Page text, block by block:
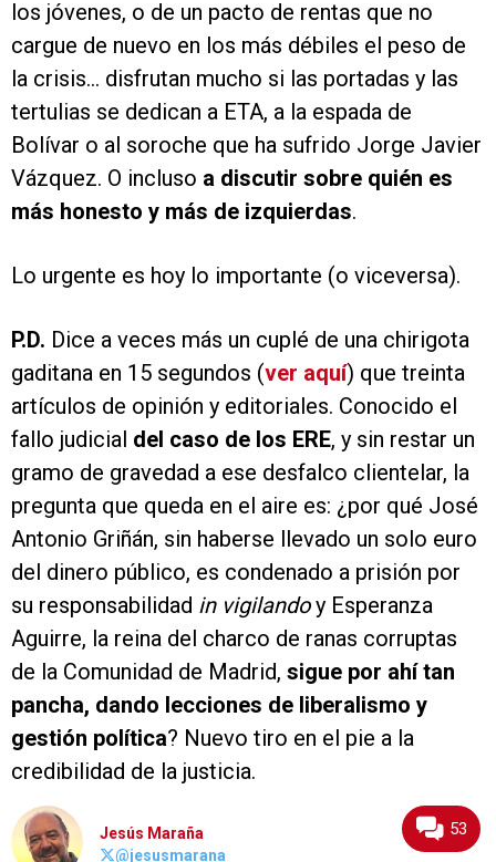
los jóvenes, o de un pacto de rentas que no
cargue de nuevo en los más débiles el peso de
la crisis… disfrutan mucho si las portadas y las
tertulias se dedican a ETA, a la espada de
Bolívar o al soroche que ha sufrido Jorge Javier
Vázquez. O incluso a discutir sobre quién es
más honesto y más de izquierdas.
Lo urgente es hoy lo importante (o viceversa).
P.D. Dice a veces más un cuplé de una chirigota
gaditana en 15 segundos (ver aquí) que treinta
artículos de opinión y editoriales. Conocido el
fallo judicial del caso de los ERE, y sin restar un
gramo de gravedad a ese desfalco clientelar, la
pregunta que queda en el aire es: ¿por qué José
Antonio Griñán, sin haberse llevado un solo euro
del dinero público, es condenado a prisión por
su responsabilidad in vigilandoy Esperanza
Aguirre, la reina del charco de ranas corruptas
de la Comunidad de Madrid, sigue por ahí tan
pancha, dando lecciones de liberalismo y
gestión política? Nuevo tiro en el pie a la
credibilidad de la justicia.
Jesús Maraña
@jesusmarana
53